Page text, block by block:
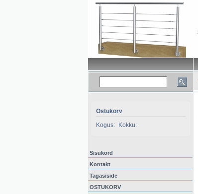
Ostukorv
Kogus:
Kokku:
Sisukord
Kontakt
Tagasiside
OSTUKORV